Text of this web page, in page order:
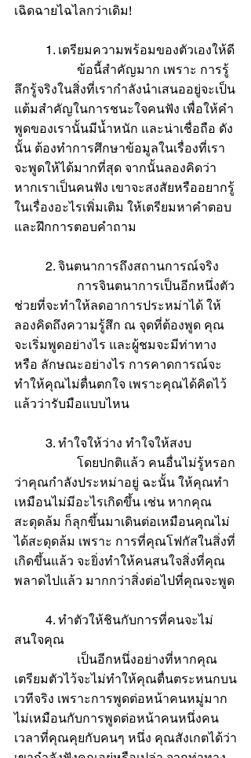
เฉิดฉายไฉไลกว่าเดิม!
	1. เตรียมความพร้อมของตัวเองให้ดี
ลึกรู้จริงในสิ่งที่เรากำลังนำเสนออยู่จะเป็น
แต้มสำคัญในการชนะใจคนฟัง เพื่อให้คำ
พูดของเรานั้นมีน้ำหนัก และน่าเชื่อถือ ดัง
นั้น ต้องทำการศึกษาข้อมูลในเรื่องที่เรา
จะพูดให้ได้มากที่สุด จากนั้นลองคิดว่า
หากเราเป็นคนฟัง เขาจะสงสัยหรืออยากรู้
ในเรื่องอะไรเพิ่มเติม ให้เตรียมหาคำตอบ
และฝึกการตอบคำถาม
	2. จินตนาการถึงสถานการณ์จริง
ช่วยที่จะทำให้ลดอาการประหม่าได้ ให้
ลองคิดถึงความรู้สึก ณ จุดที่ต้องพูด คุณ
จะเริ่มพูดอย่างไร และผู้ชมจะมีท่าทาง
หรือ ลักษณะอย่างไร การคาดการณ์จะ
ทำให้คุณไม่ตื่นตกใจ เพราะคุณได้คิดไว้
แล้วว่ารับมือแบบไหน
	3. ทำใจให้ว่าง ทำใจให้สงบ
ว่าคุณกำลังประหม่าอยู่ ฉะนั้น ให้คุณทำ
เหมือนไม่มีอะไรเกิดขึ้น เช่น หากคุณ
สะดุดล้ม ก็ลุกขึ้นมาเดินต่อเหมือนคุณไม่
ได้สะดุดล้ม เพราะ การที่คุณโฟกัสในสิ่งที่
เกิดขึ้นแล้ว จะยิ่งทำให้คนสนใจสิ่งที่คุณ
พลาดไปแล้ว มากกว่าสิ่งต่อไปที่คุณจะพูด
สนใจคุณ
เตรียมตัวไว้จะไม่ทำให้คุณตื่นตระหนกบน
เวทีจริง เพราะการพูดต่อหน้าคนหมู่มาก
ไม่เหมือนกับการพูดต่อหน้าคนหนึ่งคน
เวลาที่คุณคุยกับคนๆ หนึ่ง คุณสังเกตได้ว่า